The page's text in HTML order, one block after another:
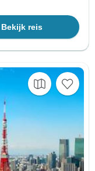
Bekijk reis